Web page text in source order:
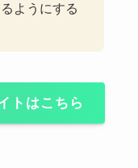
ようにする
トはこちら